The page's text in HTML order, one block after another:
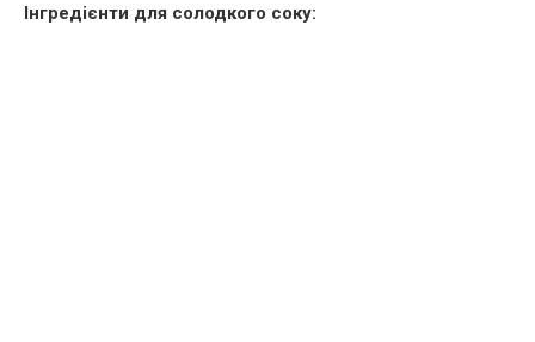
Інгредієнти для солодкого соку: